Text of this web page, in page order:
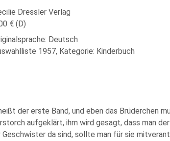
Dressler Verlag
€ (D)
Deutsch
1957, Kategorie: Kinderbuch
der erste Band, und eben das Brüderchen
aufgeklärt, ihm wird gesagt, dass man
da sind, sollte man für sie